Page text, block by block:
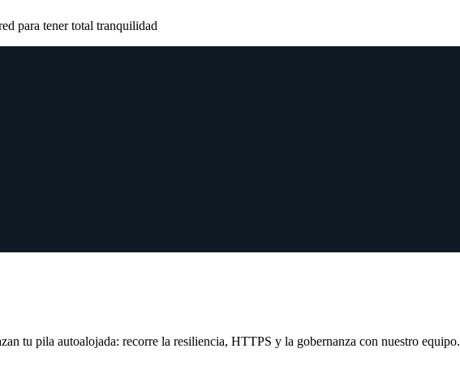
para tener total tranquilidad
tu pila autoalojada: recorre la resiliencia, HTTPS y la gobernanza con nuestro equipo.